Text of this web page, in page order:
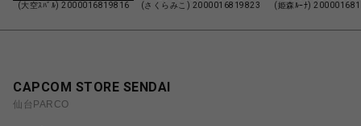
(大空ｽﾊﾞﾙ) 2000016819816 (さくらみこ) 2000016819823 (姫森ﾙｰﾅ)
CAPCOM STORE SENDAI
仙台PARCO